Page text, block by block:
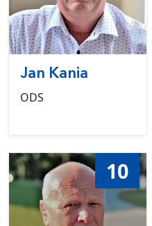
Jan Kania
ODS
10